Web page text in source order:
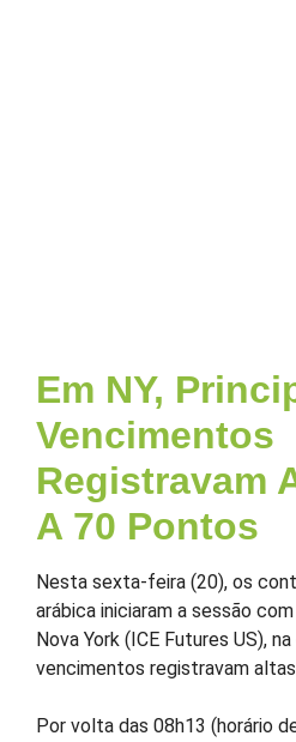
Em NY,
Vencimentos
Registravam
A 70 Pontos
Nesta sexta-feira (20), os
arábica iniciaram a sessão
Nova York (ICE Futures US),
vencimentos registravam
Por volta das 08h13 (horário